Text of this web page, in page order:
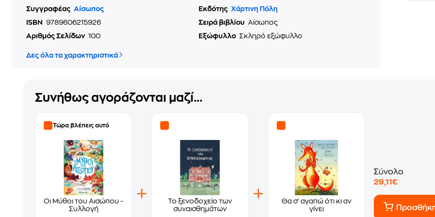
Συγγραφέας Αίσωπος Εκδότης Χάρτινη Πόλη
ISBN
9789606215926 Σειρά βιβλίου Αίσωπος
Αριθμός Σελίδων 100 Εξώφυλλο Σκληρό εξώφυλλο
Δες όλα τα χαρακτηριστικά
Συνήθως αγοράζονται μαζί...
Τώρα βλέπεις αυτό
Οι Μύθοι του Αισώπου -
Συλλογή
Το ξενοδοχείο των
συναισθημάτων
Θα σ' αγαπώ ότι κι αν
γίνει
Σύνολο
29,11€